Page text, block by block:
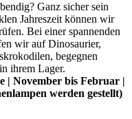
Ganz sicher sein
Jahreszeit können wir
Bei einer spannenden
wir auf Dinosaurier,
begegnen
ihrem Lager.
| November bis Februar |
werden gestellt)